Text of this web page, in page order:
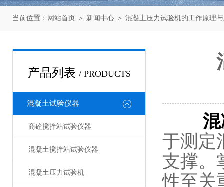
当前位置： 网站首页 ＞ 新闻中心 ＞ 混凝土压力试验机的工作原理
产品列表 / PRODUCTS
混凝土试验仪器
商砼搅拌站试验仪器
混凝土搅拌站试验仪器
混凝土压力试验机
于测定
支撑。
性至关